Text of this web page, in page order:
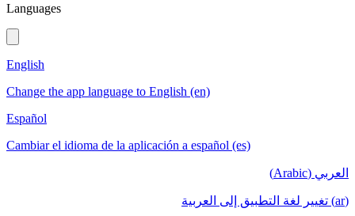
Languages
English
Change the app language to English (en)
Español
Cambiar el idioma de la aplicación a español (es)
العربي (Arabic)
(ar) تغيير لغة التطبيق إلى العربية